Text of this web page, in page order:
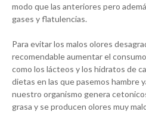
modo que las anteriores pero
gases y flatulencias.
Para evitar los malos olores
recomendable aumentar el
como los lácteos y los hidratos de
dietas en las que pasemos hambre
nuestro organismo genera
grasa y se producen olores muy